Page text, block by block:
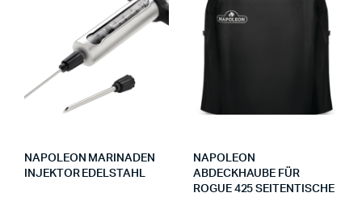
NAPOLEON MARINADEN
INJEKTOR EDELSTAHL
NAPOLEON
ABDECKHAUBE FÜR
ROGUE 425 SEITENTISCHE